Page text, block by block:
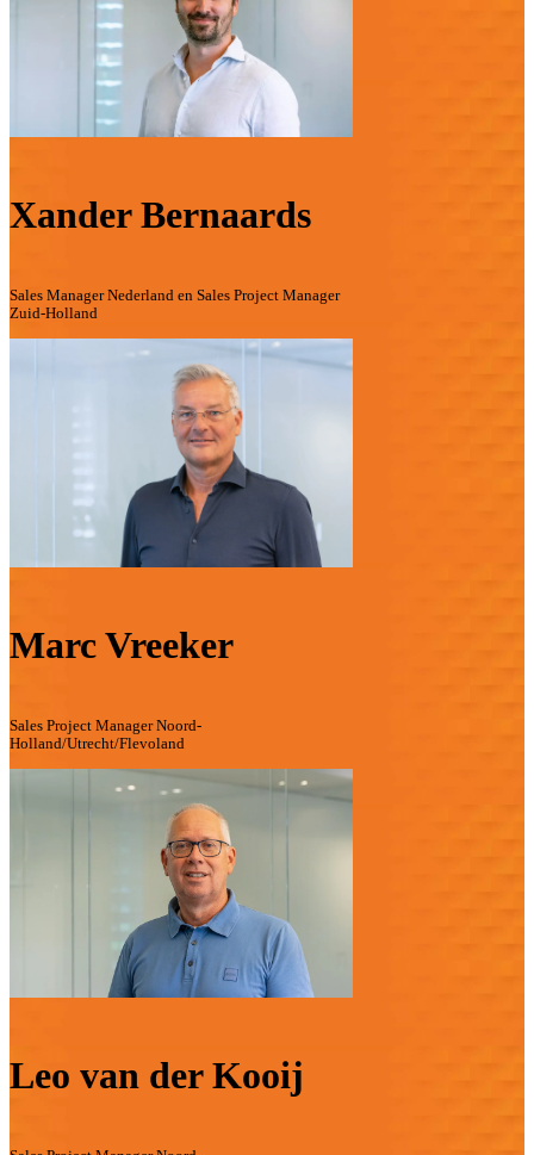
Xander Bernaards
Sales Manager Nederland en Sales Project Manager
Zuid-Holland
Marc Vreeker
Sales Project Manager Noord-
Holland/Utrecht/Flevoland
Leo van der Kooij